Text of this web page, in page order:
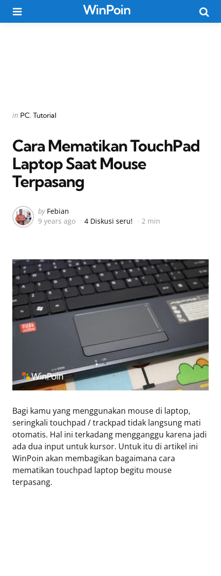
WinPoin
Categories
Posted
in PC Tutorial
Cara Mematikan TouchPad
Laptop Saat Mouse
Terpasang
Posted
by
by Febian
9 years ago
4 Diskusi seru! 2 min
Bagi kamu yang menggunakan mouse di laptop,
seringkali touchpad / trackpad tidak langsung mati
otomatis. Hal ini terkadang mengganggu karena jadi
ada dua input untuk kursor. Untuk itu di artikel ini
WinPoin akan membagikan bagaimana cara
mematikan touchpad laptop begitu mouse
terpasang.